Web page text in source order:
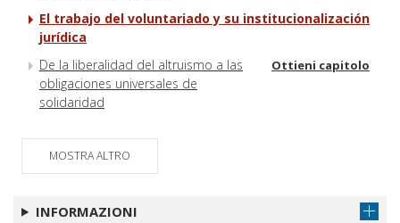
El trabajo del voluntariado y su institucionalización
jurídica
De la liberalidad del altruismo a las
obligaciones universales de
solidaridad
Ottieni capitolo
MOSTRA ALTRO
INFORMAZIONI